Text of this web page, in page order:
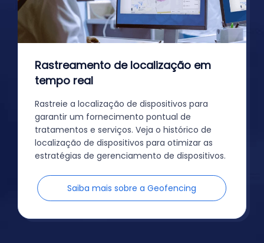
Rastreamento de localização em
tempo real
Rastreie a localização de dispositivos para
garantir um fornecimento pontual de
tratamentos e serviços. Veja o histórico de
localização de dispositivos para otimizar as
estratégias de gerenciamento de dispositivos.
Saiba mais sobre a Geofencing